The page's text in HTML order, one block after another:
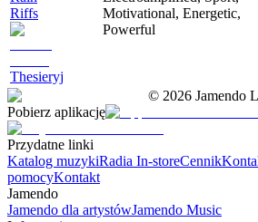
Riffs
Thesieryj
Motivational, Energetic,
Powerful
© 2026 Jamendo
Pobierz aplikację
Przydatne linki
Katalog muzykiRadia In-storeCennik
pomocyKontakt
Jamendo
Jamendo dla artystówJamendo Music